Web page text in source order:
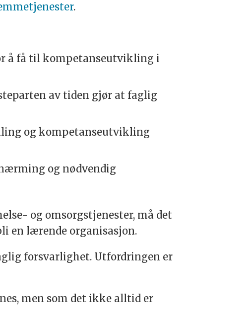
.
å få til kompetanseutvikling i
av tiden gjør at faglig
og kompetanseutvikling
og nødvendig
og omsorgstjenester, må det
en lærende organisasjon.
forsvarlighet. Utfordringen er
men som det ikke alltid er